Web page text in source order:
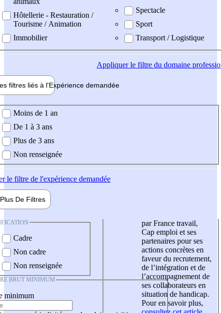
Hôtellerie - Restauration /
Tourisme / Animation
Immobilier
Spectacle
Sport
Transport / Logistique
Appliquerle filtre du domaine
filtres liés à l'Expérience demandée
demandée
Moins de 1 an
De 1 à 3 ans
Plus de 3 ans
Non renseignée
le filtre de l'expérience demandée
Plus De Filtres
Cadre
Non cadre
Non renseignée
BRUT MINIMUM
minimum
par France travail,
Cap emploi et ses
partenaires pour ses
actions concrètes en
faveur du recrutement,
de l’intégration et de
l’accompagnement de
ses collaborateurs en
situation de handicap.
Pour en savoir plus,